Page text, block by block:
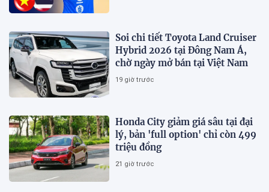
Soi chi tiết Toyota Land Cruiser
Hybrid 2026 tại Đông Nam Á,
chờ ngày mở bán tại Việt Nam
19 giờ trước
Honda City giảm giá sâu tại đại
lý, bản 'full option' chỉ còn 499
triệu đồng
21 giờ trước